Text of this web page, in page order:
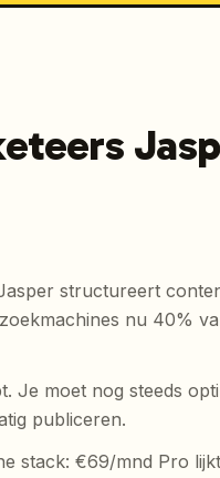
structureert
nu 40%
Je moet nog steeds
publiceren.
stack: €69/mnd Pro